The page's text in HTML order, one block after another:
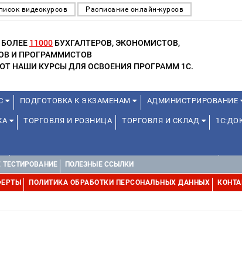
видеокурсов Расписание онлайн-курсов
11000 БУХГАЛТЕРОВ, ЭКОНОМИСТОВ,
И ПРОГРАММИСТОВ
НАШИ КУРСЫ ДЛЯ ОСВОЕНИЯ ПРОГРАММ 1С.
ПОДГОТОВКА К ЭКЗАМЕНАМ АДМИНИСТРИРОВАНИЕ
ТОРГОВЛЯ И РОЗНИЦА ТОРГОВЛЯ И СКЛАД
КУРСЫ ДЛЯ ПРЕПОДАВАТЕЛЕЙ ШКОЛЬНЫХ КУРСОВ
МИНИ-КУРСЫ (ПРОФЕССИОНАЛЬНЫЕ ПРОБЫ) 4-6 ЧАСОВ
ТЕСТИРОВАНИЕ ПОЛЕЗНЫЕ ССЫЛКИ
ПОЛИТИКА ОБРАБОТКИ ПЕРСОНАЛЬНЫХ ДАННЫХ